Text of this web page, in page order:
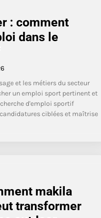
: comment
dans le
et les métiers du secteur
un emploi sport pertinent et
d'emploi sportif
ciblées et maîtrise
makila
transformer